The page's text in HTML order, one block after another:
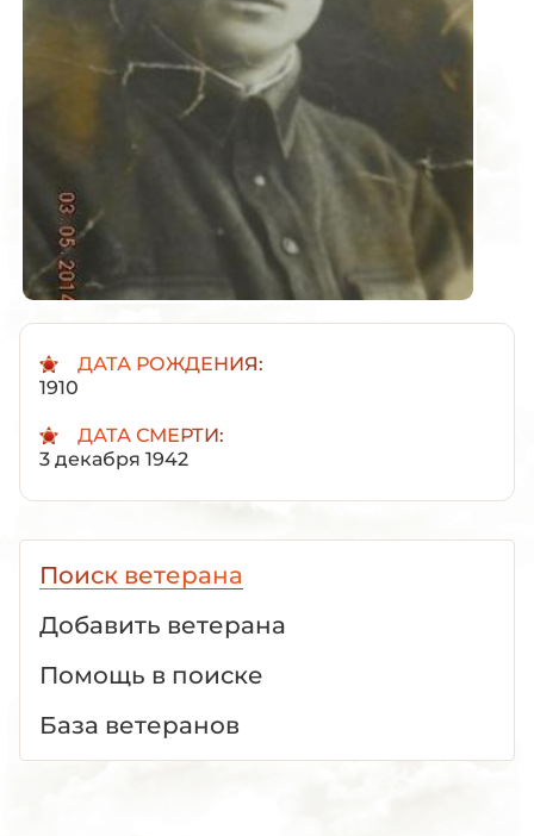
ДАТА РОЖДЕНИЯ:
1910
ДАТА СМЕРТИ:
3 декабря 1942
Поиск ветерана
Добавить ветерана
Помощь в поиске
База ветеранов